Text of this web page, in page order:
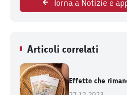
Torna a Notizie e
Articoli correlati
Effetto che